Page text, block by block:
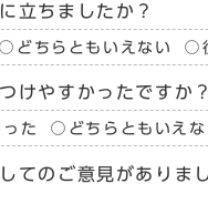
立ちましたか？
どちらともいえない
けやすかったですか？
た どちらともいえな
てのご意見がありま